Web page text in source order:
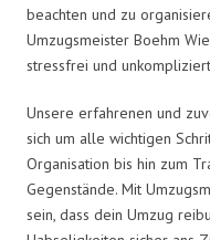
beachten und zu
Umzugsmeister Boehm
stressfrei und
Unsere erfahrenen und
sich um alle wichtigen
Organisation bis hin zum
Gegenstände. Mit
sein, dass dein Umzug